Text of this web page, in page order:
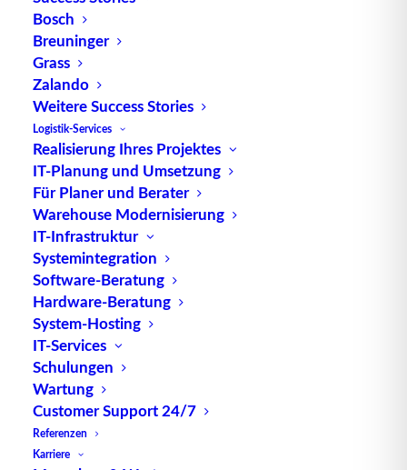
Bosch
Breuninger
Grass
Zalando
Weitere Success Stories
Logistik-Services
Realisierung Ihres Projektes
IT-Planung und Umsetzung
Für Planer und Berater
Warehouse Modernisierung
IT-Infrastruktur
Systemintegration
Software-Beratung
Hardware-Beratung
System-Hosting
IT-Services
Schulungen
Wartung
Customer Support 24/7
Referenzen
Karriere
Bearbeitung freigegeben sind.
Quelle: logipedia / Fraunhofer IML
TUP GmbH & Co. KG
Die kombinierbare Lagerverwaltungs-Software von
TUP, liefert dank ihrer Flexibilität immer die
effektivste Lösung und ist zudem in hohem Maße
wiederverwendbar.
Kontakt